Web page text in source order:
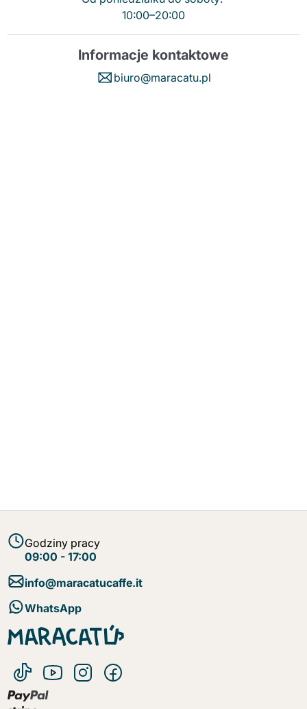
10:00–20:00
Informacje kontaktowe
biuro@maracatu.pl
Godziny pracy
09:00 - 17:00
info@maracatucaffe.it
WhatsApp